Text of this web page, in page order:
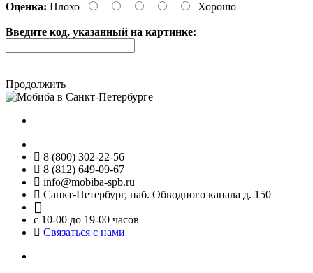
Оценка: Плохо Хорошо
Введите код, указанный на картинке:
Продолжить
8 (800) 302-22-56
8 (812) 649-09-67
info@mobiba-spb.ru
Санкт-Петербург, наб. Обводного канала д. 150
с 10-00 до 19-00 часов
Связаться с нами